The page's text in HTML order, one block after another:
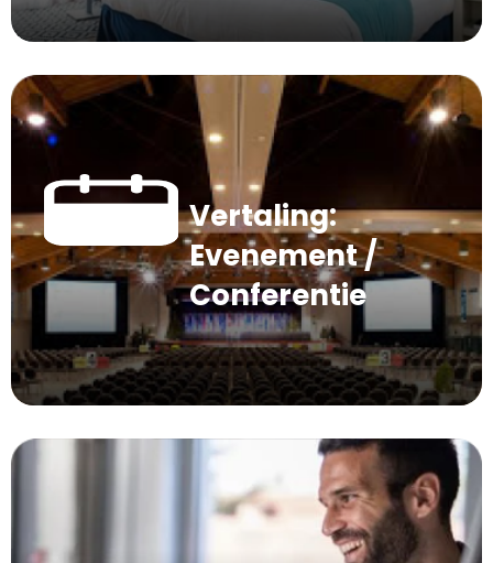
Vertaling:
Evenement /
Conferentie